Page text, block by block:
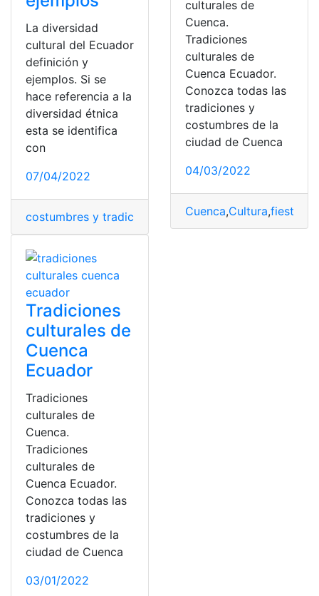
La diversidad
cultural del Ecuador
definición y
ejemplos. Si se
hace referencia a la
diversidad étnica
esta se identifica
con
07/04/2022
costumbres y tradiciones diversidad cultural,Ejemplos
culturales de
Cuenca.
Tradiciones
culturales de
Cuenca Ecuador.
Conozca todas las
tradiciones y
costumbres de la
ciudad de Cuenca
04/03/2022
Cuenca,Cultura,fiestas
Tradiciones
culturales de
Cuenca
Ecuador
Tradiciones
culturales de
Cuenca.
Tradiciones
culturales de
Cuenca Ecuador.
Conozca todas las
tradiciones y
costumbres de la
ciudad de Cuenca
03/01/2022